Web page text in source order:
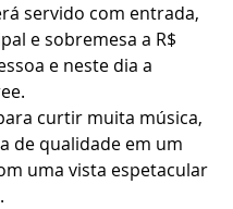
servido com entrada,
e sobremesa a R$
e neste dia a
curtir muita música,
de qualidade em um
uma vista espetacular